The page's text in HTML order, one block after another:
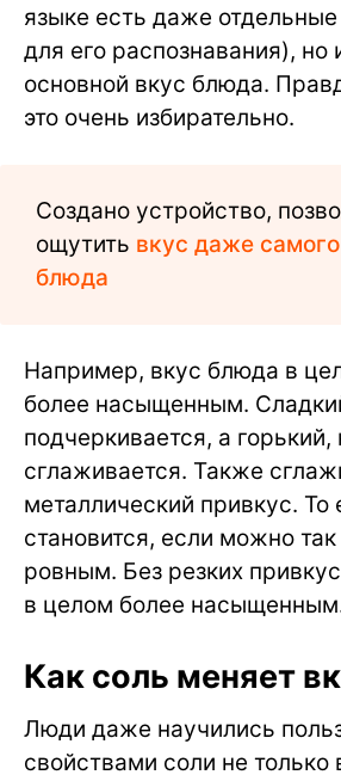
языке есть даже
для его распознавания), но
основной вкус блюда.
это очень избирательно.
Создано устройство,
ощутить вкус даже
блюда
Например, вкус блюда в
более насыщенным.
подчеркивается, а горький,
сглаживается. Также
металлический привкус. То
становится, если можно так
ровным. Без резких
в целом более
Как соль меняет
Люди даже научились
свойствами соли не только